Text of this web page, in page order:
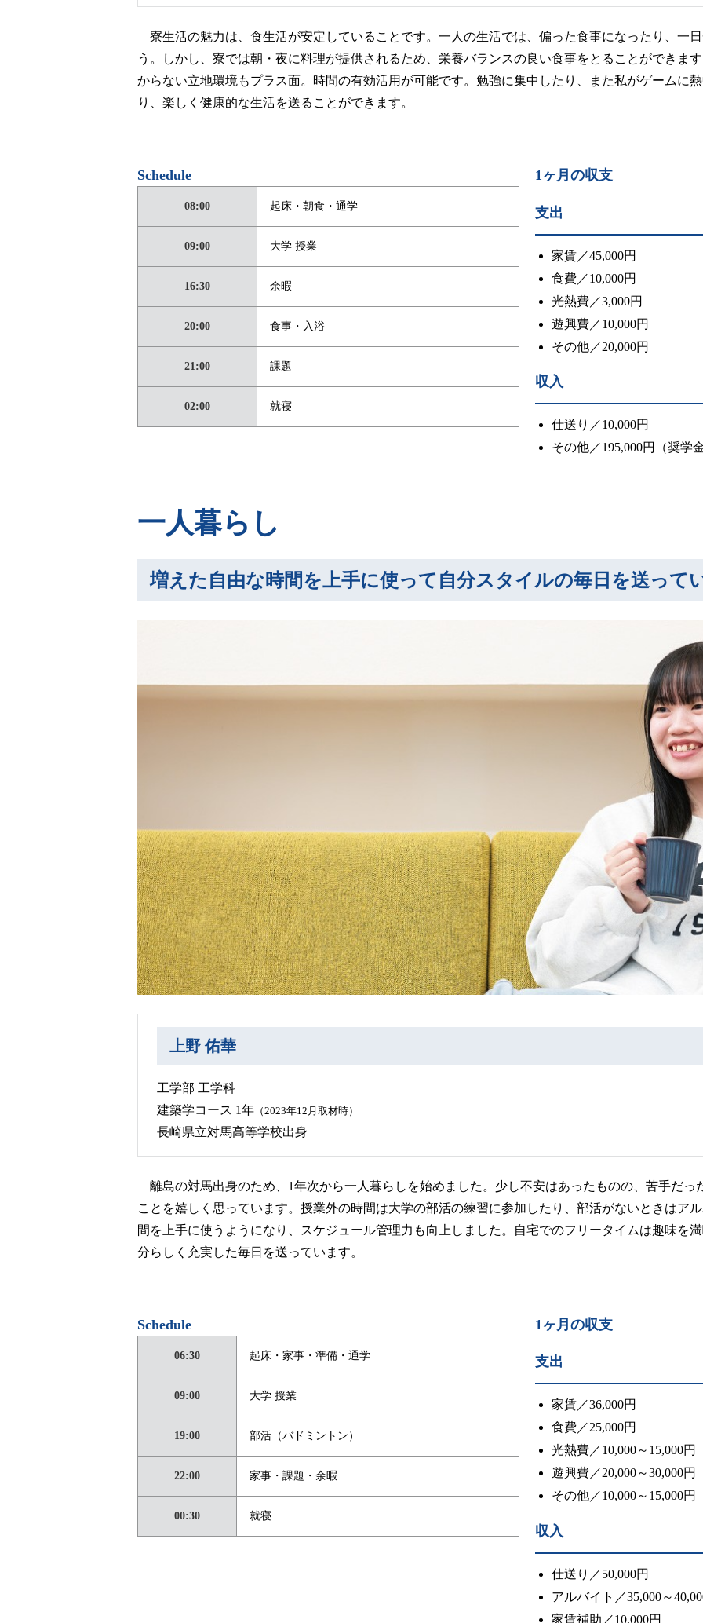
寮生活の魅力は、食生活が安定していることです。一人の生活では、偏った食事になったり、一
う。しかし、寮では朝・夜に料理が提供されるため、栄養バランスの良い食事をとることができま
からない立地環境もプラス面。時間の有効活用が可能です。勉強に集中したり、また私がゲームに
り、楽しく健康的な生活を送ることができます。
Schedule
08:00 起床・朝食・通学
09:00 大学 授業
16:30 余暇
20:00 食事・入浴
21:00 課題
02:00 就寝
1ヶ月の収支
支出
家賃／45,000円
食費／10,000円
光熱費／3,000円
遊興費／10,000円
その他／20,000円
収入
仕送り／10,000円
その他／195,000円（奨学
一人暮らし
増えた自由な時間を上手に使って自分スタイルの毎日を送って
上野 佑華
工学部 工学科
建築学コース 1年 （2023年12月取材時）
長崎県立対馬高等学校出身
離島の対馬出身のため、1年次から一人暮らしを始めました。少し不安はあったものの、苦手だっ
ことを嬉しく思っています。授業外の時間は大学の部活の練習に参加したり、部活がないときはア
間を上手に使うようになり、スケジュール管理力も向上しました。自宅でのフリータイムは趣味を
分らしく充実した毎日を送っています。
Schedule
06:30 起床・家事・準備・通学
09:00 大学 授業
19:00 部活（バドミントン）
22:00 家事・課題・余暇
00:30 就寝
1ヶ月の収支
支出
家賃／36,000円
食費／25,000円
光熱費／10,000～15,000円
遊興費／20,000～30,000円
その他／10,000～15,000円
収入
仕送り／50,000円
アルバイト／35,000～
家賃補助／10,000円